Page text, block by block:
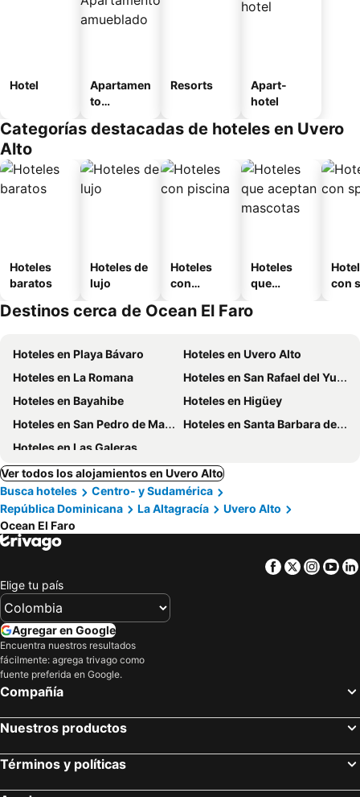
Hotel
Apartamen
to
o
Resorts
Apart-
hotel
Categorías destacadas de hoteles en Uvero
Alto
Hoteles
baratos
Hoteles de
lujo
Hoteles
con
Hoteles
que
mascotas
con
Destinos cerca de Ocean El Faro
Hoteles en Playa Bávaro
Hoteles en Uvero Alto
Hoteles en La Romana
Hoteles en San Rafael del Yuma
Hoteles en Bayahibe
Hoteles en Higüey
Hoteles en San Pedro de Macoris
Hoteles en Santa Barbara de Samana
Hoteles en Las Galeras
Ver todos los alojamientos en Uvero Alto
Busca hoteles
Centro- y Sudamérica
República Dominicana
La Altagracía
Uvero Alto
Ocean El Faro
Facebook
Twitter
Elige tu país
Agregar en Google
Encuentra nuestros resultados
fácilmente: agrega trivago como
fuente preferida en Google.
Compañía
Nuestros productos
Términos y políticas